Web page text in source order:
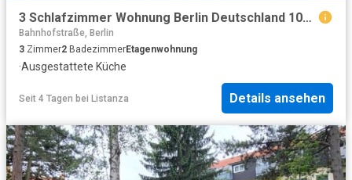
3 Schlafzimmer Wohnung Berlin Deutschland 104806184
Bahnhofstraße, Berlin
3 Zimmer2 BadezimmerEtagenwohnung
·Ausgestattete Küche
Seit 4 Tagen bei Listanza Details ansehen